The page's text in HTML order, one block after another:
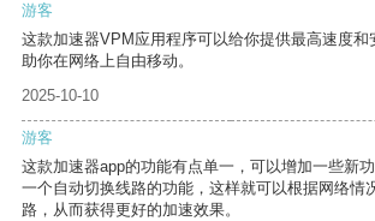
游客
这款加速器VPM应用程序可以给你提供最高速度和
助你在网络上自由移动。
2025-10-10
游客
这款加速器app的功能有点单一，可以增加一些新
一个自动切换线路的功能，这样就可以根据网络情
路，从而获得更好的加速效果。